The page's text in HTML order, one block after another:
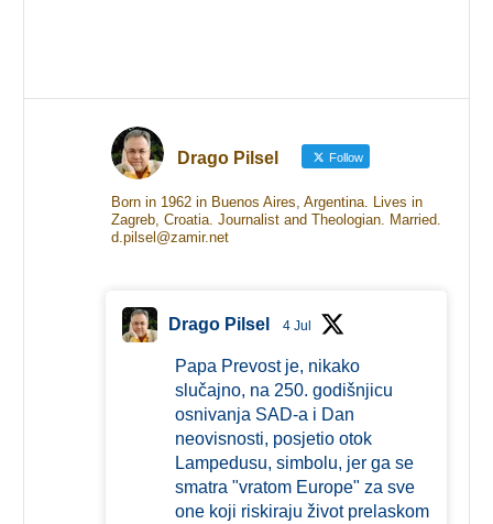
Drago Pilsel Follow
Born in 1962 in Buenos Aires, Argentina. Lives in
Zagreb, Croatia. Journalist and Theologian. Married.
d.pilsel@zamir.net
Drago Pilsel 4 Jul
Papa Prevost je, nikako
slučajno, na 250. godišnjicu
osnivanja SAD-a i Dan
neovisnosti, posjetio otok
Lampedusu, simbolu, jer ga se
smatra "vratom Europe" za sve
one koji riskiraju život prelaskom